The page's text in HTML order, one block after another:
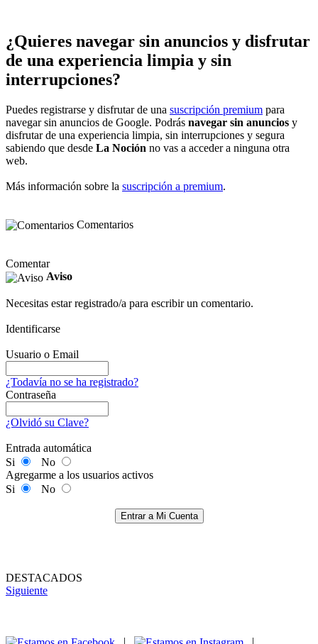
¿Quieres navegar sin anuncios y disfrutar
de una experiencia limpia y sin
interrupciones?
Puedes registrarse y disfrutar de una suscripción premium para
navegar sin anuncios de Google. Podrás navegar sin anuncios y
disfrutar de una experiencia limpia, sin interrupciones y segura
sabiendo que desde La Noción no vas a acceder a ninguna otra
web.
Más información sobre la suscripción a premium.
Comentarios
Comentar
Aviso
Necesitas estar registrado/a para escribir un comentario.
Identificarse
Usuario o Email
¿Todavía no se ha registrado?
Contraseña
¿Olvidó su Clave?
Entrada automática
Si
No
Agregarme a los usuarios activos
Si
No
Entrar a Mi Cuenta
DESTACADOS
Siguiente
| |